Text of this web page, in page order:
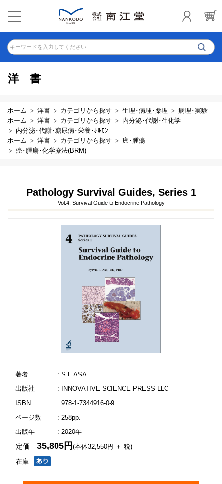
キーワードを入力してください
洋書
ホーム 洋書 カテゴリから探す 生理･病理･薬理
病理･実験
ホーム
洋書 カテゴリから探す
内分泌･代謝･生化学
内分泌･代謝･糖尿病･栄養･ﾎﾙﾓﾝ
ホーム
洋書 カテゴリから探す
癌･腫瘍
癌･腫瘍･化学療法(BRM)
Pathology Survival Guides, Series 1
Vol.4: Survival Guide to Endocrine Pathology
著者
: S.L.ASA
出版社
: INNOVATIVE SCIENCE PRESS LLC
ISBN
: 978-1-7344916-0-9
ページ数
: 258pp.
出版年
: 2020年
在庫
定価35,805円(本体32,550円 ＋ 税)